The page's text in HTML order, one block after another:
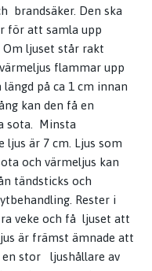
brandsäker. Den ska
för att samla upp
Om ljuset står rakt
flammar upp
på ca 1 cm innan
kan den få en
sota. Minsta
ljus är 7 cm. Ljus som
och värmeljus kan
tändsticks och
Rester i
veke och få ljuset att
är främst ämnade att
en stor ljushållare av